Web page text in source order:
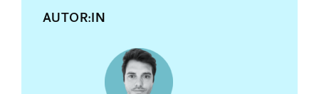
AUTOR:IN